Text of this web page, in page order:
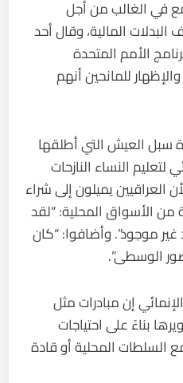
في الغالب من أجل
البدلات المالية، وقال أحد
الأمم المتحدة
للمانحين أنهم
العيش التي أطلقها
لتعليم النساء النازحات
العراقيين يميلون إلى شراء
من الأسواق المحلية: “لقد
غير موجود”. وأضافوا: “كان
الوسطى”.
إن مبادرات مثل
بناءً على احتياجات
السلطات المحلية أو قادة